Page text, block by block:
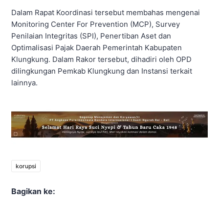
Dalam Rapat Koordinasi tersebut membahas mengenai
Monitoring Center For Prevention (MCP), Survey
Penilaian Integritas (SPI), Penertiban Aset dan
Optimalisasi Pajak Daerah Pemerintah Kabupaten
Klungkung. Dalam Rakor tersebut, dihadiri oleh OPD
dilingkungan Pemkab Klungkung dan Instansi terkait
lainnya.
korupsi
Bagikan ke: